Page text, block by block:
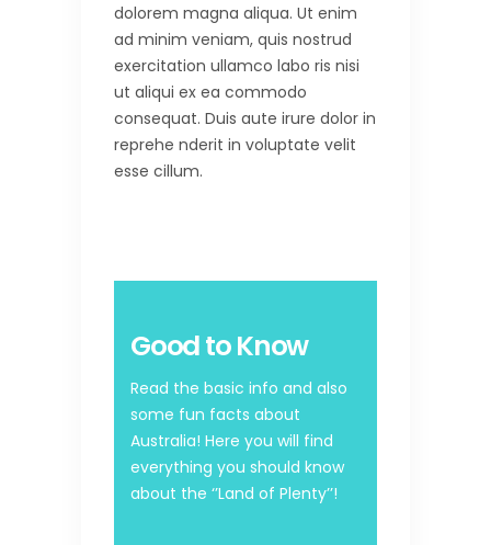
dolorem magna aliqua. Ut enim
ad minim veniam, quis nostrud
exercitation ullamco labo ris nisi
ut aliqui ex ea commodo
consequat. Duis aute irure dolor in
reprehe nderit in voluptate velit
esse cillum.
Good to Know
Read the basic info and also
some fun facts about
Australia! Here you will find
everything you should know
about the ‘’Land of Plenty’’!